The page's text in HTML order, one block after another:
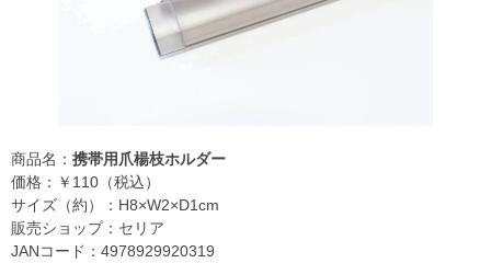
商品名： 携帯用爪楊枝ホルダー
価格：￥110（税込）
サイズ（約）：H8×W2×D1cm
販売ショップ：セリア
JANコード：4978929920319